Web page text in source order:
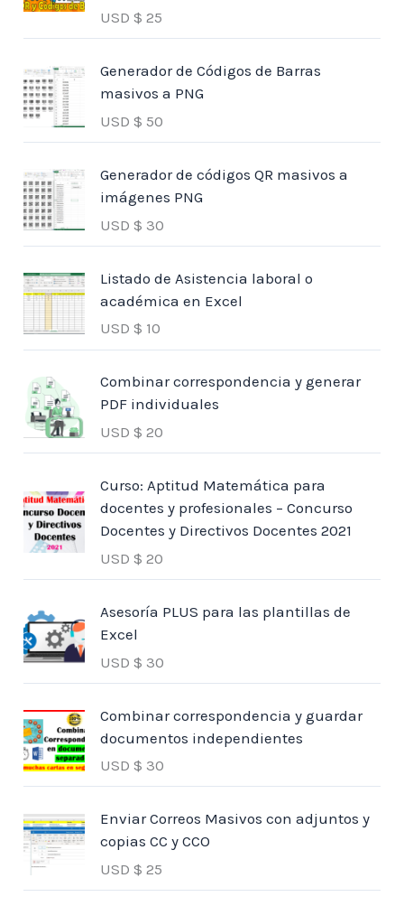
USD $ 25
Generador de Códigos de Barras
masivos a PNG
USD $ 50
Generador de códigos QR masivos a
imágenes PNG
USD $ 30
Listado de Asistencia laboral o
académica en Excel
USD $ 10
Combinar correspondencia y generar
PDF individuales
USD $ 20
Curso: Aptitud Matemática para
docentes y profesionales – Concurso
Docentes y Directivos Docentes 2021
USD $ 20
Asesoría PLUS para las plantillas de
Excel
USD $ 30
Combinar correspondencia y guardar
documentos independientes
USD $ 30
Enviar Correos Masivos con adjuntos y
copias CC y CCO
USD $ 25